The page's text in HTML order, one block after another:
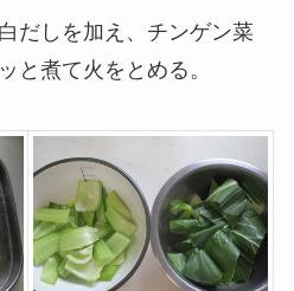
だしを加え、チンゲン菜
と煮て火をとめる。